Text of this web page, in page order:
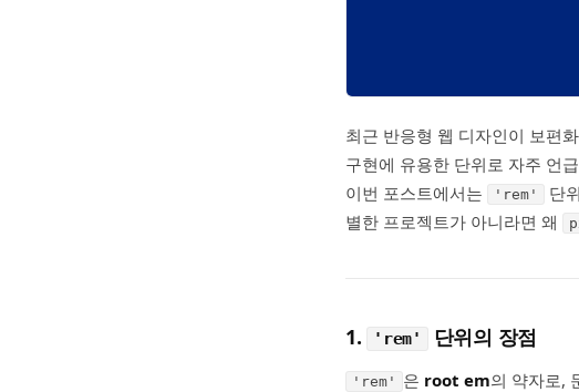
최근 반응형 웹 디자인이 보편
구현에 유용한 단위로 자주 언
이번 포스트에서는
'rem'
단
별한 프로젝트가 아니라면 왜
1. 'rem' 단위의 장점
'rem' 은 root em의 약자로,